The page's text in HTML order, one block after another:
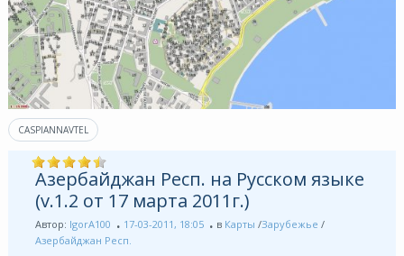
CASPIANNAVTEL
Азербайджан Респ. на Русском языке
(v.1.2 от 17 марта 2011г.)
Автор: IgorA100 17-03-2011, 18:05 в Карты /Зарубежье /
Азербайджан Респ.